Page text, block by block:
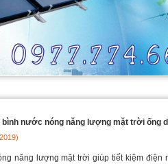
bình nước nóng năng lượng mặt trời ống
năng lượng mặt trời giúp tiết kiệm điện